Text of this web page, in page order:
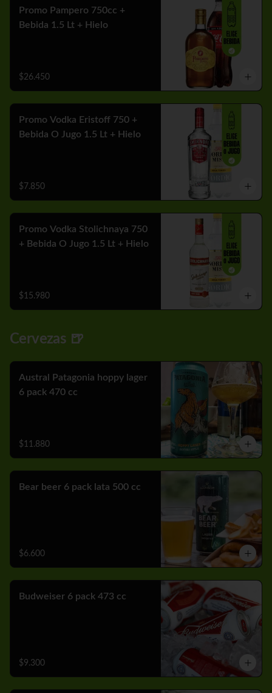
Promo Pampero 750cc +
Bebida 1.5 Lt + Hielo
$26.450
Promo Vodka Eristoff 750 +
Bebida O Jugo 1.5 Lt + Hielo
$7.850
Promo Vodka Stolichnaya 750
+ Bebida O Jugo 1.5 Lt + Hielo
$15.980
Cervezas 🍺
Austral Patagonia hoppy lager
6 pack 470 cc
$11.880
Bear beer 6 pack lata 500 cc
$6.600
Budweiser 6 pack 473 cc
$9.300